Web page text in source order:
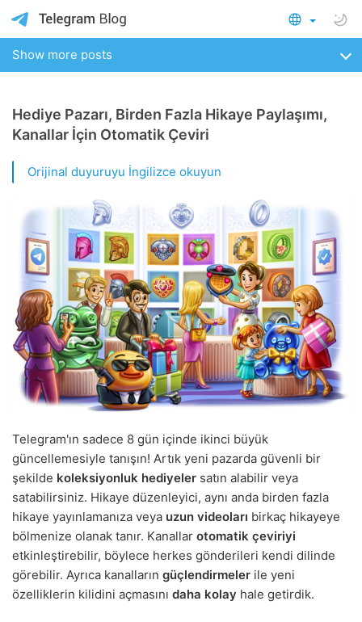
Show more posts
Hediye Pazarı, Birden Fazla Hikaye Paylaşımı,
Kanallar İçin Otomatik Çeviri
Orijinal duyuruyu İngilizce okuyun
Telegram'ın sadece 8 gün içinde ikinci büyük
güncellemesiyle tanışın! Artık yeni pazarda güvenli bir
şekilde koleksiyonluk hediyeler satın alabilir veya
satabilirsiniz. Hikaye düzenleyici, aynı anda birden fazla
hikaye yayınlamanıza veya uzun videoları birkaç hikayeye
bölmenize olanak tanır. Kanallar otomatik çeviriyi
etkinleştirebilir, böylece herkes gönderileri kendi dilinde
görebilir. Ayrıca kanalların güçlendirmeler ile yeni
özelliklerin kilidini açmasını daha kolay hale getirdik.